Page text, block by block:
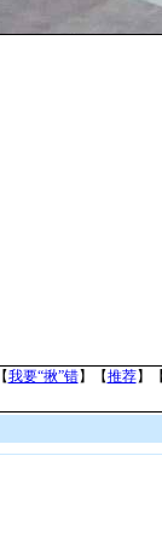
我要“揪”错】【推荐】